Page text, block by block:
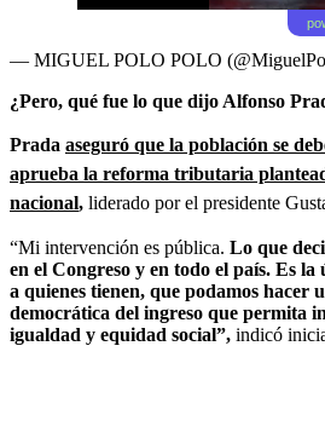
— MIGUEL POLO POLO
¿Pero, qué fue lo que dijo Alfonso
Prada aseguró que la población se
aprueba la reforma tributaria
nacional, liderado por el presidente
“Mi intervención es pública. Lo que
en el Congreso y en todo el país. Es
a quienes tienen, que podamos hacer
democrática del ingreso que permita
igualdad y equidad social”, indicó